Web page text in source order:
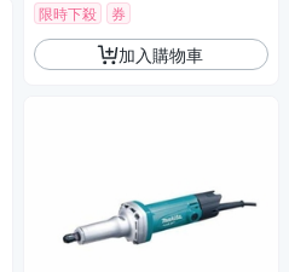
限時下殺
券
加入購物車